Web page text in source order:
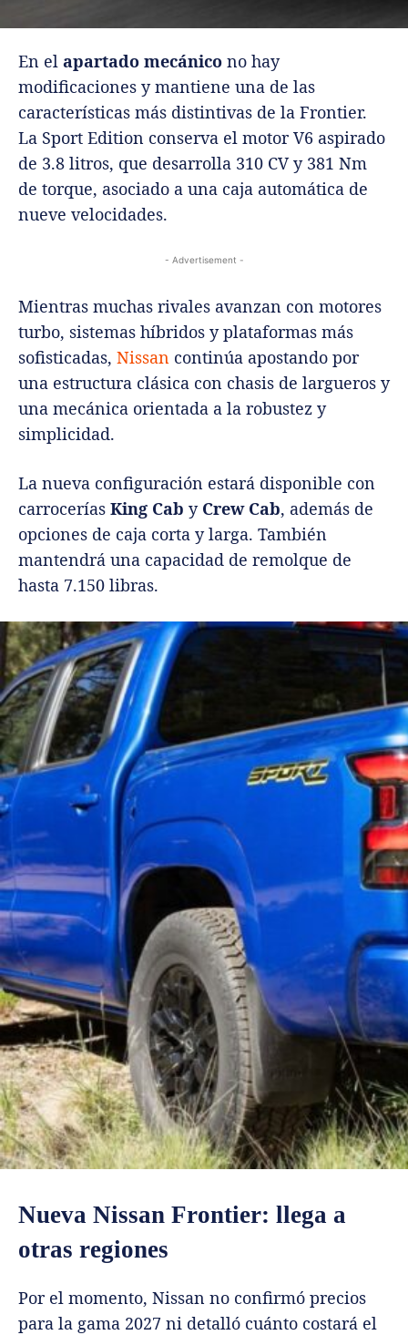
En el apartado mecánico no hay
modificaciones y mantiene una de las
características más distintivas de la Frontier.
La Sport Edition conserva el motor V6 aspirado
de 3.8 litros, que desarrolla 310 CV y 381 Nm
de torque, asociado a una caja automática de
nueve velocidades.
- Advertisement -
Mientras muchas rivales avanzan con motores
turbo, sistemas híbridos y plataformas más
sofisticadas, Nissan continúa apostando por
una estructura clásica con chasis de largueros y
una mecánica orientada a la robustez y
simplicidad.
La nueva configuración estará disponible con
carrocerías King Cab yCrew Cab, además de
opciones de caja corta y larga. También
mantendrá una capacidad de remolque de
hasta 7.150 libras.
Nueva Nissan Frontier: llega a
otras regiones
Por el momento, Nissan no confirmó precios
para la gama 2027 ni detalló cuánto costará el